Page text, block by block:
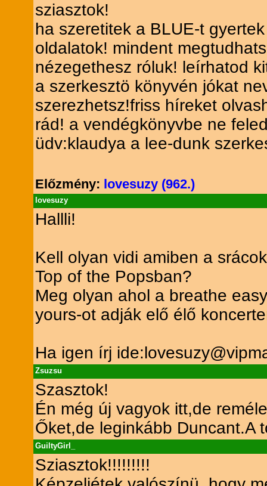
sziasztok!
ha szeretitek a BLUE-t
oldalatok! mindent
nézegethesz róluk! leírhatod
a szerkesztö könyvén jókat
szerezhetsz!friss híreket
rád! a vendégkönyvbe ne
üdv:klaudya a lee-dunk
Előzmény: lovesuzy (962.)
lovesuzy
Hallli!
Kell olyan vidi amiben a
Top of the Popsban?
Meg olyan ahol a breathe
yours-ot adják elő élő
Ha igen írj
Zsuzsu
Szasztok!
Én még új vagyok itt,de
Őket,de leginkább Duncant.A
GuiltyGirl_
Sziasztok!!!!!!!!!